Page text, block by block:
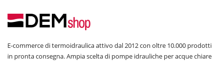
E-commerce di termoidraulica attivo dal 2012 con oltre 10.000 prodotti
in pronta consegna. Ampia scelta di pompe idrauliche per acque chiare